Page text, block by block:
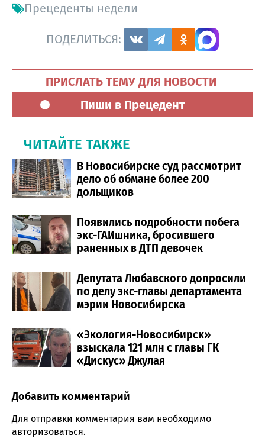
Прецеденты недели
ПОДЕЛИТЬСЯ:
ПРИСЛАТЬ ТЕМУ ДЛЯ НОВОСТИ
Пиши в Прецедент
ЧИТАЙТЕ ТАКЖЕ
В Новосибирске суд рассмотрит
дело об обмане более 200
дольщиков
Появились подробности побега
экс-ГАИшника, бросившего
раненных в ДТП девочек
Депутата Любавского допросили
по делу экс-главы департамента
мэрии Новосибирска
«Экология-Новосибирск»
взыскала 121 млн с главы ГК
«Дискус» Джулая
Comment section
Добавить комментарий
Для отправки комментария вам необходимо
авторизоваться.